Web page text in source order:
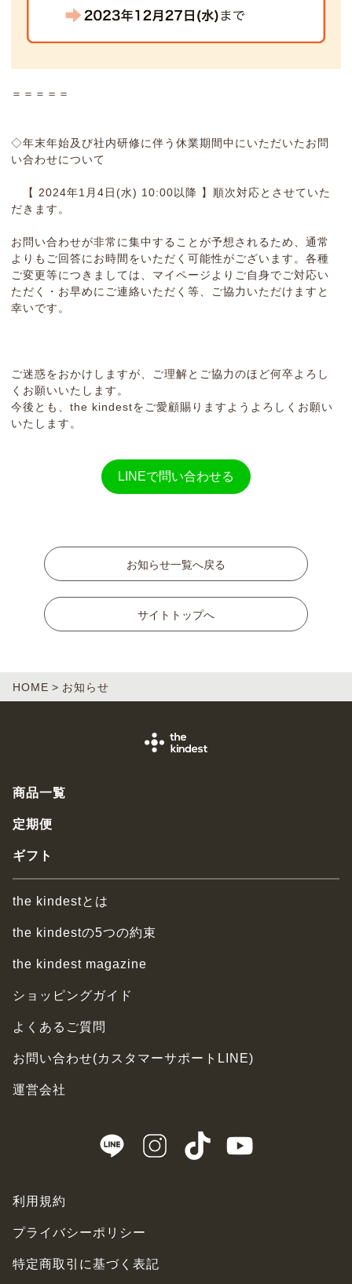
＝＝＝＝＝
◇年末年始及び社内研修に伴う休業期間中にいただいたお問
い合わせについて
【 2024年1月4日(水) 10:00以降 】順次対応とさせていた
だきます。
お問い合わせが非常に集中することが予想されるため、通常
よりもご回答にお時間をいただく可能性がございます。各種
ご変更等につきましては、マイページよりご自身でご対応い
ただく・お早めにご連絡いただく等、ご協力いただけますと
幸いです。
ご迷惑をおかけしますが、ご理解とご協力のほど何卒よろし
くお願いいたします。
今後とも、the kindestをご愛顧賜りますようよろしくお願い
いたします。
LINEで問い合わせる
お知らせ一覧へ戻る
サイトトップへ
HOME お知らせ
商品一覧
定期便
ギフト
the kindestとは
the kindestの5つの約束
the kindest magazine
ショッピングガイド
よくあるご質問
お問い合わせ(カスタマーサポートLINE)
運営会社
利用規約
プライバシーポリシー
特定商取引に基づく表記